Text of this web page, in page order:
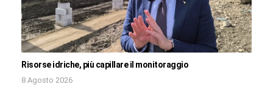
Risorse idriche, più capillare il monitoraggio
8 Agosto 2026